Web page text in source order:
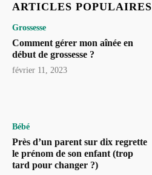
ARTICLES POPULAIRES
Grossesse
Comment gérer mon aînée en
début de grossesse ?
février 11, 2023
Bébé
Près d’un parent sur dix regrette
le prénom de son enfant (trop
tard pour changer ?)